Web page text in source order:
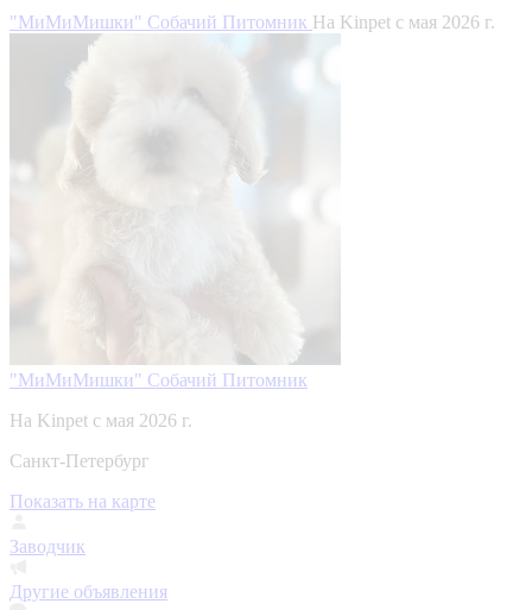
"МиМиМишки" Собачий Питомник На Kinpet c мая 2026 г.
"МиМиМишки" Собачий Питомник
На Kinpet c мая 2026 г.
Санкт-Петербург
Показать на карте
Заводчик
Другие объявления